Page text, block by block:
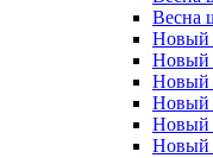
Весна
Новый
Новый
Новый
Новый
Новый
Новый